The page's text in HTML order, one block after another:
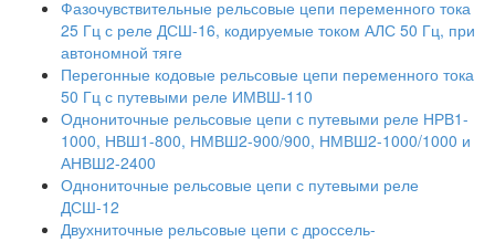
Фазочувствительные рельсовые цепи переменного тока
25 Гц с реле ДСШ-16, кодируемые током АЛС 50 Гц, при
автономной тяге
Перегонные кодовые рельсовые цепи переменного тока
50 Гц с путевыми реле ИМВШ-110
Однониточные рельсовые цепи с путевыми реле НРВ1-
1000, НВШ1-800, НМВШ2-900/900, НМВШ2-1000/1000 и
АНВШ2-2400
Однониточные рельсовые цепи с путевыми реле
ДСШ-12
Двухниточные рельсовые цепи с дроссель-